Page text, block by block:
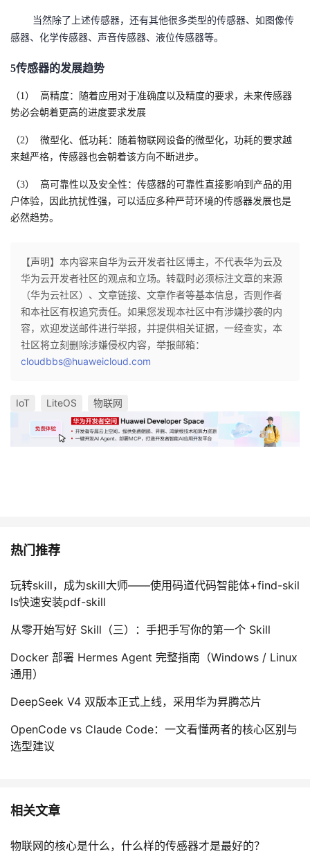
当然除了上述传感器，还有其他很多类型的传感器、如图像传
感器、化学传感器、声音传感器、液位传感器等。
5传感器的发展趋势
（1）
高精度：随着应用对于准确度以及精度的要求，未来传感器
势必会朝着更高的进度要求发展
（2）
微型化、低功耗：随着物联网设备的微型化，功耗的要求越
来越严格，传感器也会朝着该方向不断进步。
（3）
高可靠性以及安全性：传感器的可靠性直接影响到产品的用
户体验，因此抗扰性强，可以适应多种严苛环境的传感器发展也是
必然趋势。
【声明】本内容来自华为云开发者社区博主，不代表华为云及
华为云开发者社区的观点和立场。转载时必须标注文章的来源
（华为云社区）、文章链接、文章作者等基本信息，否则作者
和本社区有权追究责任。如果您发现本社区中有涉嫌抄袭的内
容，欢迎发送邮件进行举报，并提供相关证据，一经查实，本
社区将立刻删除涉嫌侵权内容，举报邮箱：
cloudbbs@huaweicloud.com
IoT LiteOS 物联网
热门推荐
玩转skill，成为skill大师——使用码道代码智能体+find-skil
ls快速安装pdf-skill
从零开始写好 Skill（三）：手把手写你的第一个 Skill
Docker 部署 Hermes Agent 完整指南（Windows / Linux
通用）
DeepSeek V4 双版本正式上线，采用华为昇腾芯片
OpenCode vs Claude Code：一文看懂两者的核心区别与
选型建议
相关文章
物联网的核心是什么，什么样的传感器才是最好的？